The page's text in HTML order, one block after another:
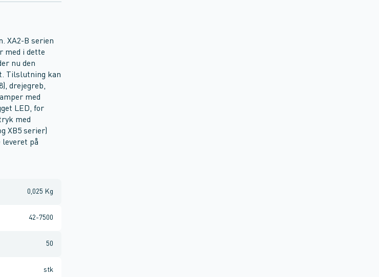
XA2-B serien
med i dette
nu den
Tilslutning kan
drejegreb,
med
LED, for
med
XB5 serier)
leveret på
0,025 Kg
42-7500
50
stk